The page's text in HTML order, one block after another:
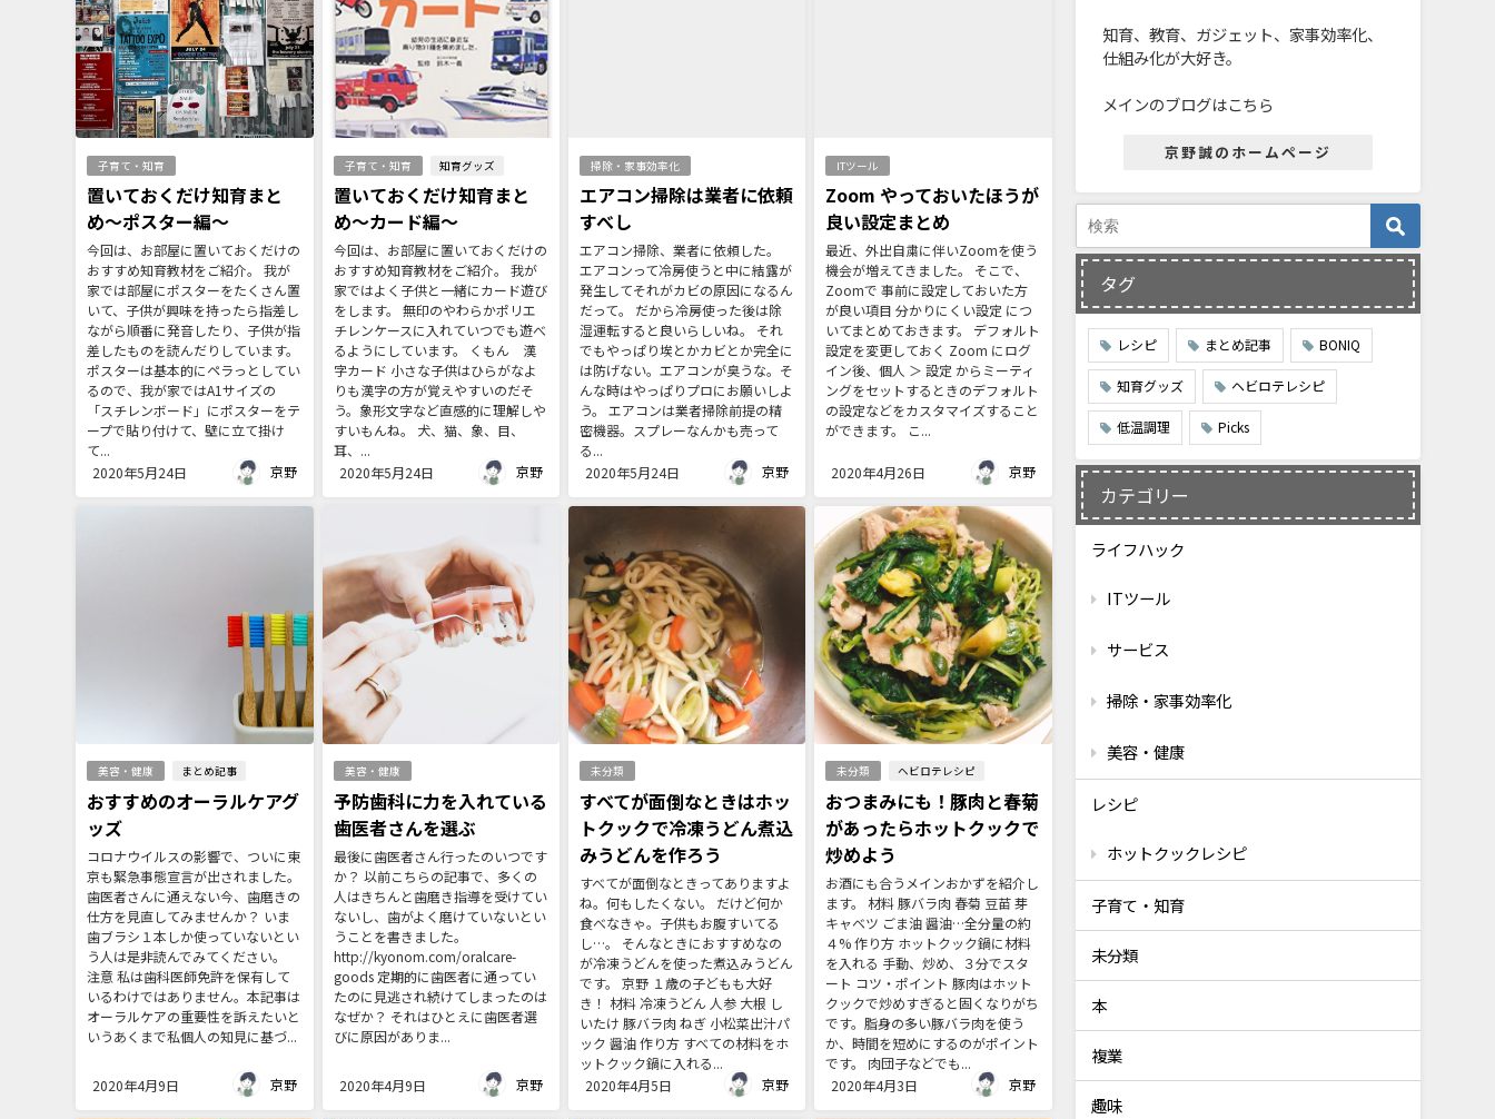
子育て・知育
置いておくだけ知育まと
め〜ポスター編〜
今回は、お部屋に置いておくだけの
おすすめ知育教材をご紹介。 我が
家では部屋にポスターをたくさん置
いて、子供が興味を持ったら指差し
ながら順番に発音したり、子供が指
差したものを読んだりしています。
ポスターは基本的にペラっとしてい
るので、我が家ではA1サイズの
「スチレンボード」にポスターをテ
ープで貼り付けて、壁に立て掛け
て...
2020年5月24日
京野
子育て・知育 知育グッズ
置いておくだけ知育まと
め〜カード編〜
今回は、お部屋に置いておくだけの
おすすめ知育教材をご紹介。 我が
家ではよく子供と一緒にカード遊び
をします。 無印のやわらかポリエ
チレンケースに入れていつでも遊べ
るようにしています。 くもん 漢
字カード 小さな子供はひらがなよ
りも漢字の方が覚えやすいのだそ
う。象形文字など直感的に理解しや
すいもんね。 犬、猫、象、目、
耳、...
2020年5月24日
京野
掃除・家事効率化
エアコン掃除は業者に依頼
すべし
エアコン掃除、業者に依頼した。
エアコンって冷房使うと中に結露が
発生してそれがカビの原因になるん
だって。 だから冷房使った後は除
湿運転すると良いらしいね。 それ
でもやっぱり埃とかカビとか完全に
は防げない。エアコンが臭うな。そ
んな時はやっぱりプロにお願いしよ
う。 エアコンは業者掃除前提の精
密機器。スプレーなんかも売って
る...
2020年5月24日
京野
ITツール
Zoom やっておいたほうが
良い設定まとめ
最近、外出自粛に伴いZoomを使う
機会が増えてきました。 そこで、
Zoomで 事前に設定しておいた方
が良い項目 分かりにくい設定 につ
いてまとめておきます。 デフォルト
設定を変更しておく Zoom にログ
イン後、個人 ＞ 設定 からミーティ
ングをセットするときのデフォルト
の設定などをカスタマイズすること
ができます。 こ...
2020年4月26日 京野
美容・健康 まとめ記事
おすすめのオーラルケアグ
ッズ
コロナウイルスの影響で、ついに東
京も緊急事態宣言が出されました。
歯医者さんに通えない今、歯磨きの
仕方を見直してみませんか？ いま
歯ブラシ１本しか使っていないとい
う人は是非読んでみてください。
注意 私は歯科医師免許を保有して
いるわけではありません。本記事は
オーラルケアの重要性を訴えたいと
いうあくまで私個人の知見に基づ...
2020年4月9日 京野
美容・健康
予防歯科に力を入れている
歯医者さんを選ぶ
最後に歯医者さん行ったのいつです
か？ 以前こちらの記事で、多くの
人はきちんと歯磨き指導を受けてい
ないし、歯がよく磨けていないとい
うことを書きました。
http://kyonom.com/oralcare-
goods 定期的に歯医者に通ってい
たのに見逃され続けてしまったのは
なぜか？ それはひとえに歯医者選
びに原因がありま...
2020年4月9日 京野
未分類
すべてが面倒なときはホッ
トクックで冷凍うどん煮込
みうどんを作ろう
すべてが面倒なときってありますよ
ね。何もしたくない。 だけど何か
食べなきゃ。子供もお腹すいてる
し…。 そんなときにおすすめなの
が冷凍うどんを使った煮込みうどん
です。 京野 １歳の子どもも大好
き！ 材料 冷凍うどん 人参 大根 し
いたけ 豚バラ肉 ねぎ 小松菜出汁パ
ック 醤油 作り方 すべての材料をホ
ットクック鍋に入れる...
2020年4月5日
京野
未分類 ヘビロテレシピ
おつまみにも！豚肉と春菊
があったらホットクックで
炒めよう
お酒にも合うメインおかずを紹介し
ます。 材料 豚バラ肉 春菊 豆苗 芽
キャベツ ごま油 醤油…全分量の約
４% 作り方 ホットクック鍋に材料
を入れる 手動、炒め、３分でスタ
ート コツ・ポイント 豚肉はホット
クックで炒めすぎると固くなりがち
です。脂身の多い豚バラ肉を使う
か、時間を短めにするのがポイント
です。 肉団子などでも...
2020年4月3日
京野
知育、教育、ガジェット、家事効率化、
仕組み化が大好き。
メインのブログはこちら
京野誠のホームページ
タグ
レシピ まとめ記事 BONIQ
知育グッズ ヘビロテレシピ
低温調理 Picks
カテゴリー
ライフハック
ITツール
サービス
掃除・家事効率化
美容・健康
レシピ
ホットクックレシピ
子育て・知育
未分類
本
複業
趣味